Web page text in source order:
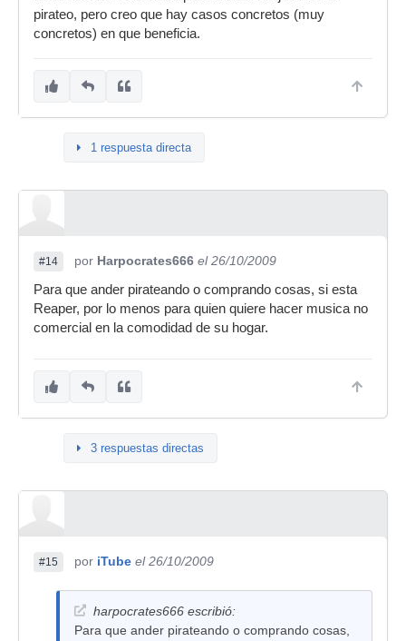
luego le ha ido muy bien. Windows es el software
más pirateado en el planeta, y también es el
pirateo, pero creo que hay casos concretos (muy
concretos) en que beneficia.
1 respuesta directa
#14 por Harpocrates666 el 26/10/2009
Para que ander pirateando o comprando cosas, si esta
Reaper, por lo menos para quien quiere hacer musica no
comercial en la comodidad de su hogar.
3 respuestas directas
#15 por iTube el 26/10/2009
harpocrates666 escribió:
Para que ander pirateando o comprando cosas,